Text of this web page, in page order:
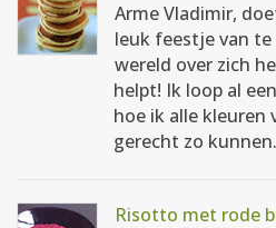
Arme Vladimir,
leuk feestje van
wereld over zich
helpt! Ik loop al
hoe ik alle kleuren
gerecht zo
Risotto met rode